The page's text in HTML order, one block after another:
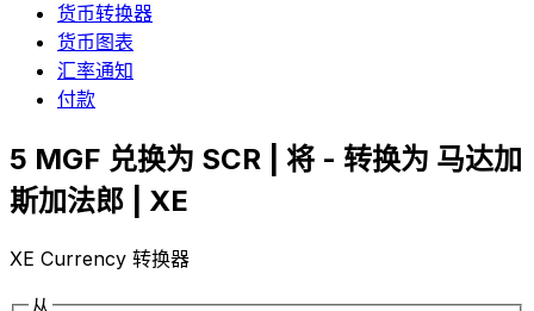
货币转换器
货币图表
汇率通知
付款
5 MGF 兑换为 SCR | 将 - 转换为 马达加
斯加法郎 | XE
XE Currency 转换器